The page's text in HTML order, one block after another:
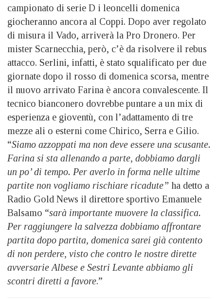
campionato di serie D i leoncelli domenica
giocheranno ancora al Coppi. Dopo aver regolato
di misura il Vado, arriverà la Pro Dronero. Per
mister Scarnecchia, però, c’è da risolvere il rebus
attacco. Serlini, infatti, è stato squalificato per due
giornate dopo il rosso di domenica scorsa, mentre
il nuovo arrivato Farina è ancora convalescente. Il
tecnico bianconero dovrebbe puntare a un mix di
esperienza e gioventù, con l’adattamento di tre
mezze ali o esterni come Chirico, Serra e Gilio.
“Siamo azzoppati ma non deve essere una scusante.
Farina si sta allenando a parte, dobbiamo dargli
un po’ di tempo. Per averlo in forma nelle ultime
partite non vogliamo rischiare ricadute” ha detto a
Radio Gold News il direttore sportivo Emanuele
Balsamo “sarà importante muovere la classifica.
Per raggiungere la salvezza dobbiamo affrontare
partita dopo partita, domenica sarei già contento
di non perdere, visto che contro le nostre dirette
avversarie Albese e Sestri Levante abbiamo gli
scontri diretti a favore.”